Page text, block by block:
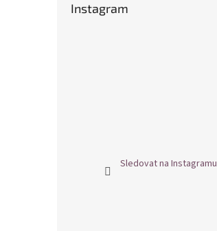
Instagram
Sledovat na Instagramu